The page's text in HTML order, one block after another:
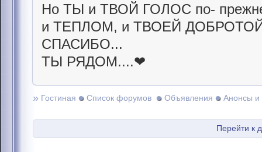
Но ТЫ и ТВОЙ ГОЛОС по-
и ТЕПЛОМ, и ТВОЕЙ
СПАСИБО...
ТЫ РЯДОМ....❤
» Гостиная Список форумов Объявления Анонсы и
Перейти к